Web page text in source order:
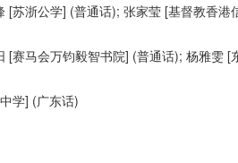
苏浙公学] (普通话); 张家莹 [基督教香港
赛马会万钧毅智书院] (普通话); 杨雅雯 [
学] (广东话)